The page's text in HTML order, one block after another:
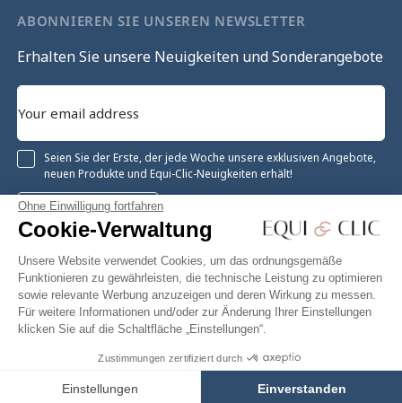
Ohne Einwilligung fortfahren
Cookie-Verwaltung
Unsere Website verwendet Cookies, um das ordnungsgemäße
Funktionieren zu gewährleisten, die technische Leistung zu optimieren
sowie relevante Werbung anzuzeigen und deren Wirkung zu messen.
Für weitere Informationen und/oder zur Änderung Ihrer Einstellungen
klicken Sie auf die Schaltfläche „Einstellungen“.
Zustimmungen zertifiziert durch
Einstellungen Einverstanden
In den Warenkorb
ABONNIEREN SIE UNSEREN NEWSLETTER
Erhalten Sie unsere Neuigkeiten und Sonderangebote
Seien Sie der Erste, der jede Woche unsere exklusiven Angebote,
neuen Produkte und Equi-Clic-Neuigkeiten erhält!
Registrieren
Facebook Twitter
YouTube
Pinterest
Instagram
Equiclic © 2026